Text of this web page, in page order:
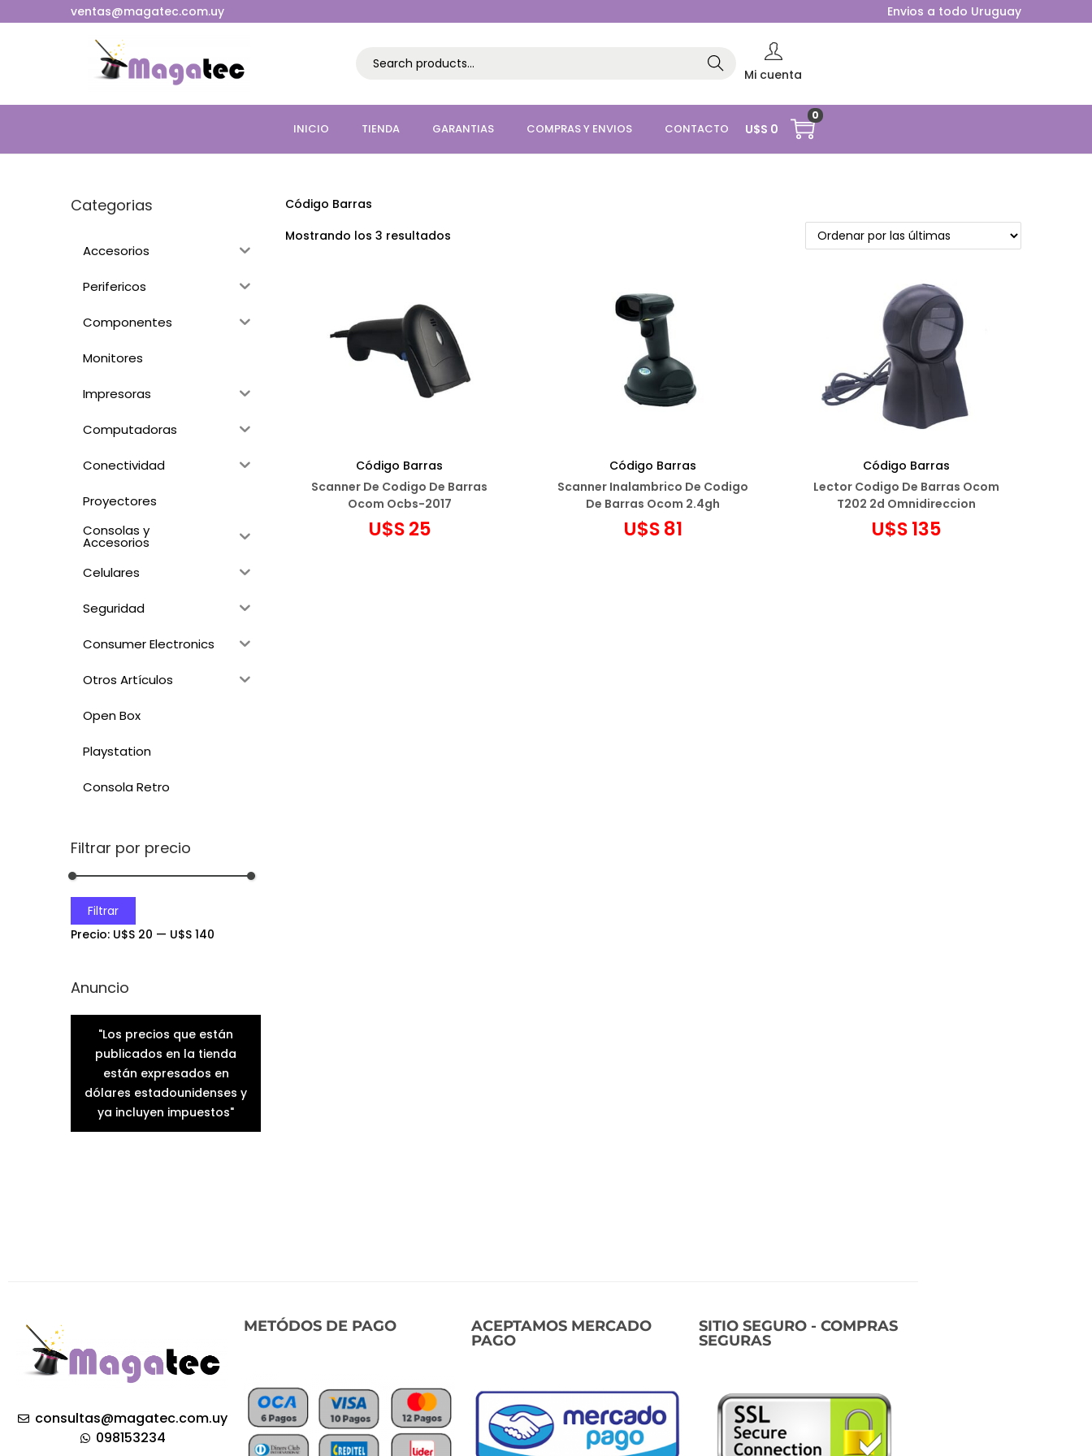
ventas@magatec.com.uy Envios a todo Uruguay
Searc
h
Mi cuenta
INICIO TIENDA GARANTIAS COMPRAS Y ENVIOS CONTACTO U$S 0
0
Código Barras
Mostrando los 3 resultados
Código Barras
Scanner De Codigo De Barras
Ocom Ocbs-2017
U$S25
Código Barras
Scanner Inalambrico De Codigo
De Barras Ocom 2.4gh
U$S81
Código Barras
Lector Codigo De Barras Ocom
T202 2d Omnidireccion
U$S135
Categorias
Accesorios
Perifericos
Componentes
Monitores
Impresoras
Computadoras
Conectividad
Proyectores
Consolas y
Accesorios
Celulares
Seguridad
Consumer Electronics
Otros Artículos
Open Box
Playstation
Consola Retro
Filtrar por precio
Filtrar
Precio: U$S 20 — U$S 140
Anuncio
"Los precios que están
publicados en la tienda
están expresados en
dólares estadounidenses y
ya incluyen impuestos"
consultas@magatec.com.uy
098153234
METÓDOS DE PAGO
ACEPTAMOS MERCADO
PAGO
SITIO SEGURO - COMPRAS
SEGURAS